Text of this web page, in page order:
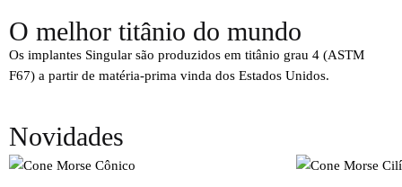
O melhor titânio do mundo
Os implantes Singular são produzidos em titânio grau 4 (ASTM
F67) a partir de matéria-prima vinda dos Estados Unidos.
Novidades